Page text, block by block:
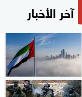
آخر الأخبار